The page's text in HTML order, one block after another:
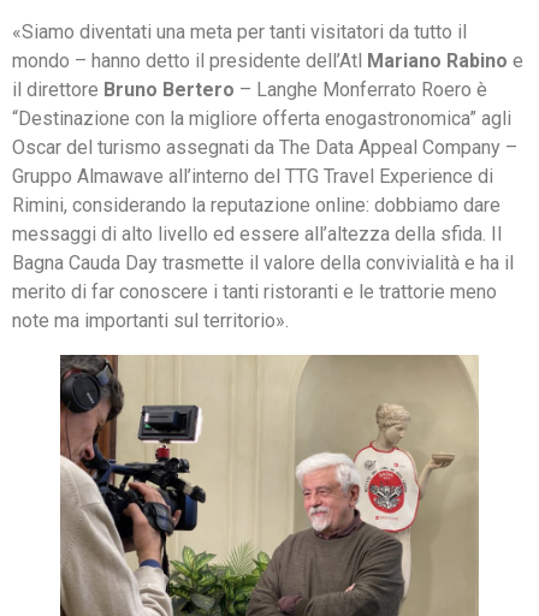
«Siamo diventati una meta per tanti visitatori da tutto il
mondo – hanno detto il presidente dell’Atl Mariano Rabino e
il direttore Bruno Bertero – Langhe Monferrato Roero è
“Destinazione con la migliore offerta enogastronomica” agli
Oscar del turismo assegnati da The Data Appeal Company –
Gruppo Almawave all’interno del TTG Travel Experience di
Rimini, considerando la reputazione online: dobbiamo dare
messaggi di alto livello ed essere all’altezza della sfida. Il
Bagna Cauda Day trasmette il valore della convivialità e ha il
merito di far conoscere i tanti ristoranti e le trattorie meno
note ma importanti sul territorio».